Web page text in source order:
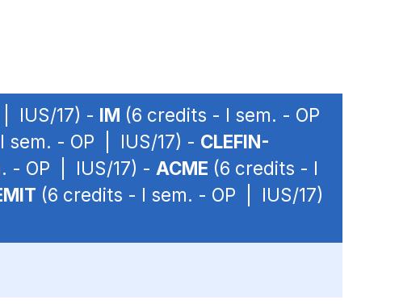
IUS/17) - IM (6 credits - I sem. - OP
sem. - OP | IUS/17) - CLEFIN-
- OP | IUS/17) - ACME (6 credits - I
(6 credits - I sem. - OP | IUS/17)